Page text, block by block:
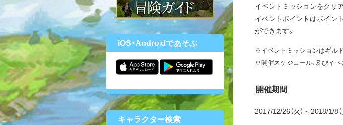
iOS・Androidであそぶ
キャラクター検索
イベントミッションをクリア
イベントポイントはポイン
ができます。
※イベントミッションはギル
※開催スケジュール、及びイ
開催期間
2017/12/26（火）～2018/1/8